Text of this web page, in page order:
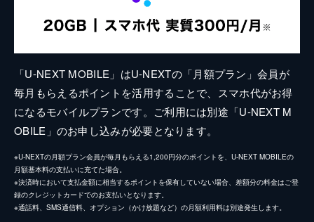
「U-NEXT MOBILE」はU-NEXTの「月額プラン」会員が
毎月もらえるポイントを活用することで、スマホ代がお得
になるモバイルプランです。ご利用には別途「U-NEXT M
OBILE」のお申し込みが必要となります。
※U-NEXTの月額プラン会員が毎月もらえる1,200円分のポイントを、U-NEXT MOBILEの
月額基本料の支払いに充てた場合。
※決済時において支払金額に相当するポイントを保有していない場合、差額分の料金はご登
録のクレジットカードでのお支払いとなります。
※通話料、SMS通信料、オプション（かけ放題など）の月額利用料は別途発生します。